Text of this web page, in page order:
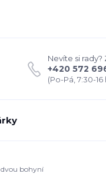
Nevíte si rady?
+420 572
(Po-Pá, 7:30-16
bohyní